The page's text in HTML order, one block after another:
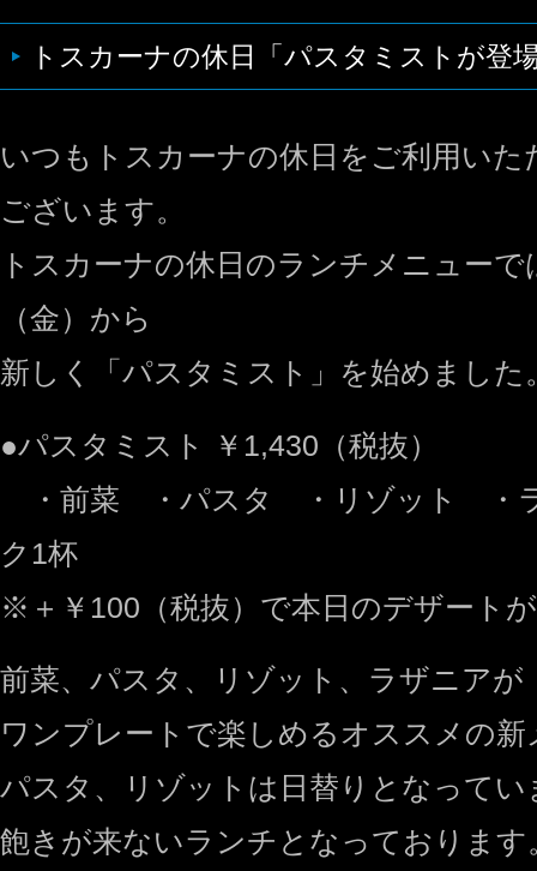
トスカーナの休日「パスタミストが登
いつもトスカーナの休日をご利用い
ございます。
トスカーナの休日のランチメニューで
（金）から
新しく「パスタミスト」を始めました
●パスタミスト ￥1,430（税抜）
・前菜 ・パスタ ・リゾット ・
ク1杯
※＋￥100（税抜）で本日のデザート
前菜、パスタ、リゾット、ラザニアが
ワンプレートで楽しめるオススメの
パスタ、リゾットは日替りとなってい
飽きが来ないランチとなっております